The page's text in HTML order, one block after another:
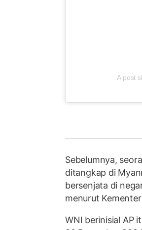
A post
Sebelumnya,
ditangkap di
bersenjata di
menurut
WNI berinisial AP